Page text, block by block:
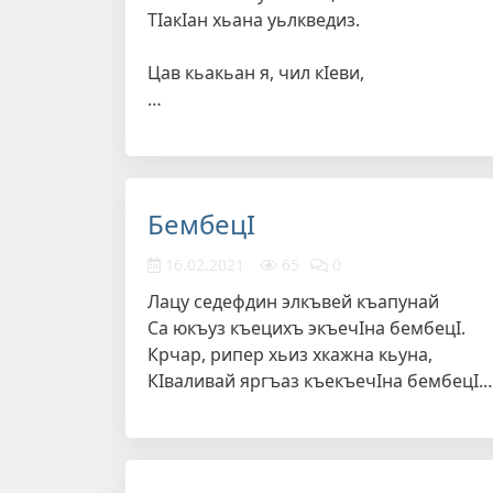
ТIакIан хьана уьлкведиз.
Цав кьакьан я, чил кIеви,
…
БембецI
16.02.2021 65 0
Лацу седефдин элкъвей къапунай
Са юкъуз къецихъ экъечIна бембецI.
Крчар, рипер хьиз хкажна кьуна,
КIваливай яргъаз къекъечIна